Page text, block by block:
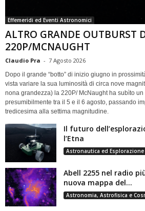
Effemeridi ed Eventi Astronomici
ALTRO GRANDE OUTBURST
220P/MCNAUGHT
Claudio Pra - 7 Agosto 2026
Dopo il grande “botto” di inizio giugno in
vista variare la sua luminosità di circa nove
nona grandezza) la 220P/ McNaught ha subìto
presumibilmente tra il 5 e il 6 agosto, passando
tredicesima alla settima magnitudine.
Il futuro
l’Etna
Astronautica ed Esplorazione
Abell 2255 nel radio
nuova mappa del...
Astronomia, Astrofisica e